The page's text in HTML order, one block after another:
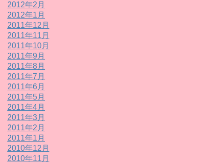
2012年2月
2012年1月
2011年12月
2011年11月
2011年10月
2011年9月
2011年8月
2011年7月
2011年6月
2011年5月
2011年4月
2011年3月
2011年2月
2011年1月
2010年12月
2010年11月